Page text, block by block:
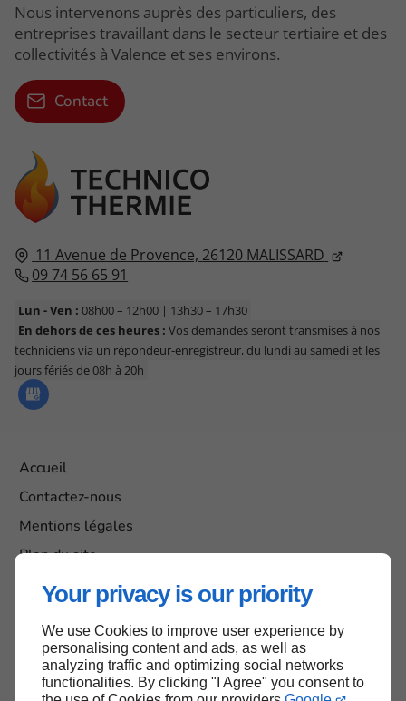
Your privacy is our priority
We use Cookies to improve user experience by
personalising content and ads, as well as
analyzing traffic and optimizing social networks
functionalities. By clicking "I Agree" you consent to
11 Avenue de Provence, 26120 MALISSARD
09 74 56 65 91
Lun - Ven : 08h00 – 12h00 | 13h30 – 17h30
En dehors de ces heures : Vos demandes seront transmises à nos
techniciens via un répondeur-enregistreur, du lundi au samedi et les
jours fériés de 08h à 20h
Accueil
Contactez-nous
Mentions légales
Plan du site
Nous intervenons auprès des particuliers, des
entreprises travaillant dans le secteur tertiaire et des
collectivités à Valence et ses environs.
Contact
Haut de page